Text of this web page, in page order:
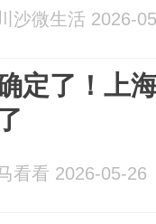
川沙微生活 2026-
定了！上
看看 2026-05-26